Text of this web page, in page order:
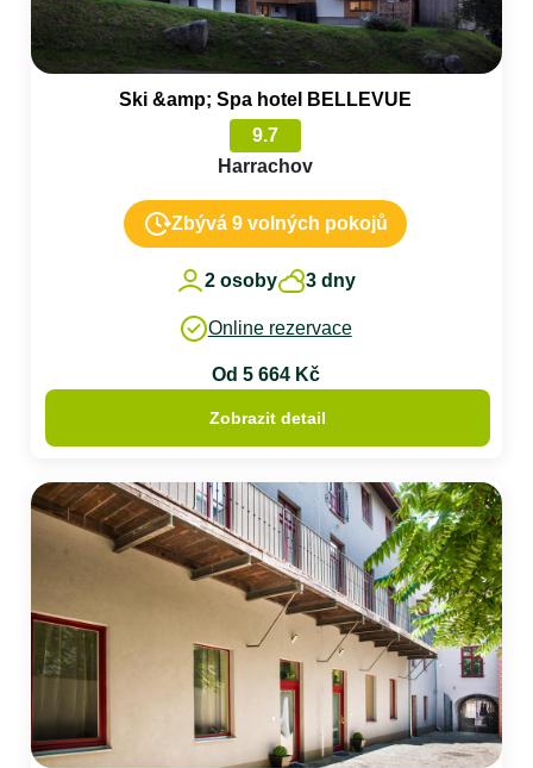
Ski &amp; Spa hotel BELLEVUE
9.7
Harrachov
Zbývá 9 volných pokojů
2 osoby 3 dny
Online rezervace
Od 5 664 Kč
Zobrazit detail